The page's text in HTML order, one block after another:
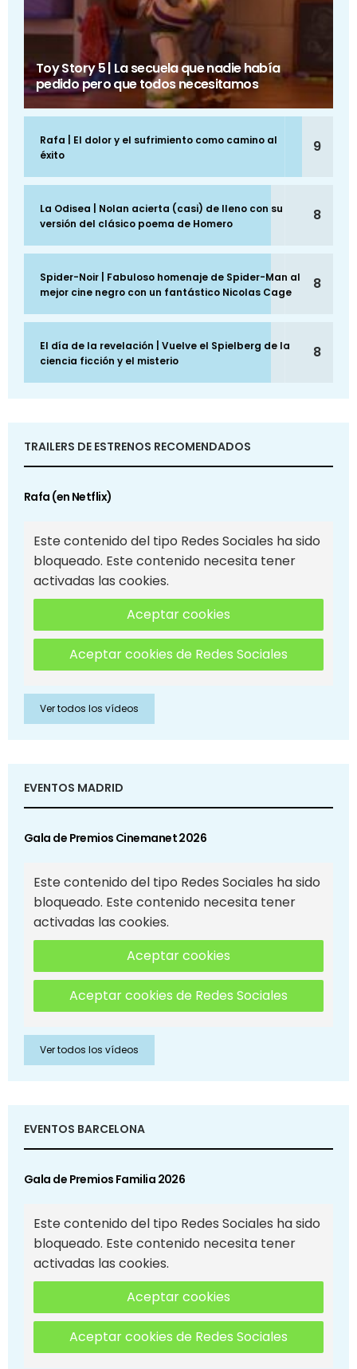
Toy Story 5 | La secuela que nadie había
pedido pero que todos necesitamos
Rafa | El dolor y el sufrimiento como camino al
éxito
9
La Odisea | Nolan acierta (casi) de lleno con su
versión del clásico poema de Homero
8
Spider-Noir | Fabuloso homenaje de Spider-Man al
mejor cine negro con un fantástico Nicolas Cage
8
El día de la revelación | Vuelve el Spielberg de la
ciencia ficción y el misterio
8
TRAILERS DE ESTRENOS RECOMENDADOS
Rafa (en Netflix)
Este contenido del tipo Redes Sociales ha sido
bloqueado. Este contenido necesita tener
activadas las cookies.
Aceptar cookies
Aceptar cookies de Redes Sociales
Ver todos los vídeos
EVENTOS MADRID
Gala de Premios Cinemanet 2026
Este contenido del tipo Redes Sociales ha sido
bloqueado. Este contenido necesita tener
activadas las cookies.
Aceptar cookies
Aceptar cookies de Redes Sociales
Ver todos los vídeos
EVENTOS BARCELONA
Gala de Premios Familia 2026
Este contenido del tipo Redes Sociales ha sido
bloqueado. Este contenido necesita tener
activadas las cookies.
Aceptar cookies
Aceptar cookies de Redes Sociales